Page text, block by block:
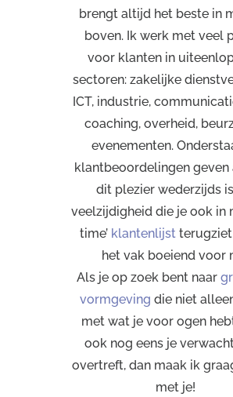
brengt altijd het beste in
boven. Ik werk met veel
voor klanten in
sectoren: zakelijke
ICT, industrie,
coaching, overheid,
evenementen.
klantbeoordelingen geven
dit plezier wederzijds
veelzijdigheid die je ook in
time’ klantenlijst
het vak boeiend voor
Als je op zoek bent naar
vormgeving die niet
met wat je voor ogen
ook nog eens je
overtreft, dan maak ik
met je!